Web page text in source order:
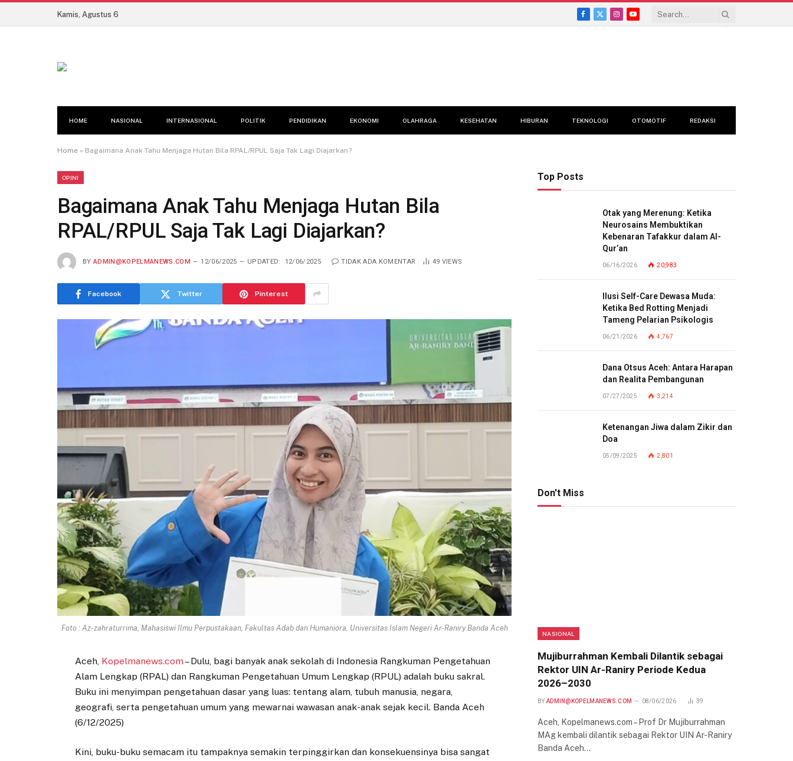
Kamis, Agustus 6
Facebook
X
InstagramYouTube
HOME NASIONAL INTERNASIONAL POLITIK PENDIDIKAN EKONOMI OLAHRAGA KESEHATAN HIBURAN TEKNOLOGI OTOMOTIF REDAKSI
Home » Bagaimana Anak Tahu Menjaga Hutan Bila RPAL/RPUL Saja Tak Lagi Diajarkan?
OPINI
Bagaimana Anak Tahu Menjaga Hutan Bila
RPAL/RPUL Saja Tak Lagi Diajarkan?
BY ADMIN@KOPELMANEWS.COM 12/06/2025 UPDATED: 12/06/2025 TIDAK ADA KOMENTAR 49 VIEWS
Facebook Twitter Pinterest
Foto : Az-zahraturrima, Mahasiswi Ilmu Perpustakaan, Fakultas Adab dan Humaniora, Universitas Islam Negeri Ar-Raniry Banda Aceh
Aceh, Kopelmanews.com– Dulu, bagi banyak anak sekolah di Indonesia Rangkuman Pengetahuan
Alam Lengkap (RPAL) dan Rangkuman Pengetahuan Umum Lengkap (RPUL) adalah buku sakral.
Buku ini menyimpan pengetahuan dasar yang luas: tentang alam, tubuh manusia, negara,
geografi, serta pengetahuan umum yang mewarnai wawasan anak-anak sejak kecil. Banda Aceh
(6/12/2025)
Kini, buku-buku semacam itu tampaknya semakin terpinggirkan dan konsekuensinya bisa sangat
Top Posts
Otak yang Merenung: Ketika
Neurosains Membuktikan
Kebenaran Tafakkur dalam Al-
Qur’an
06/16/2026 20,983
Ilusi Self-Care Dewasa Muda:
Ketika Bed Rotting Menjadi
Tameng Pelarian Psikologis
06/21/2026 4,767
Dana Otsus Aceh: Antara Harapan
dan Realita Pembangunan
07/27/2025 3,214
Ketenangan Jiwa dalam Zikir dan
Doa
05/09/2025 2,801
Don't Miss
NASIONAL
Mujiburrahman Kembali Dilantik sebagai
Rektor UIN Ar-Raniry Periode Kedua
2026–2030
BY ADMIN@KOPELMANEWS.COM 08/06/2026 39
Aceh, Kopelmanews.com – Prof Dr Mujiburrahman
MAg kembali dilantik sebagai Rektor UIN Ar-Raniry
Banda Aceh…